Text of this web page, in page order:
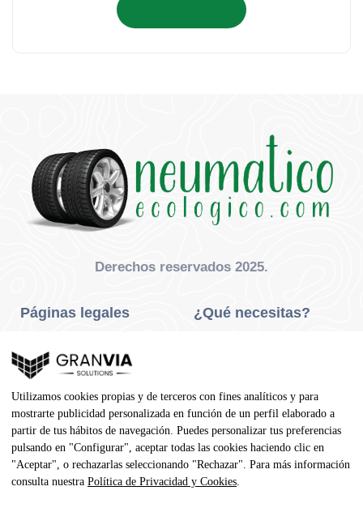
Derechos reservados 2025.
Páginas legales
Privacidad Y Cookies
Aviso Legal
Condiciones De Compra
Contacto
¿Qué necesitas?
Neumáticos Agrícola
Dirección
Utilizamos cookies propias y de terceros con fines analíticos y para
mostrarte publicidad personalizada en función de un perfil elaborado a
partir de tus hábitos de navegación. Puedes personalizar tus preferencias
pulsando en "Configurar", aceptar todas las cookies haciendo clic en
"Aceptar", o rechazarlas seleccionando "Rechazar". Para más información
consulta nuestra Política de Privacidad y Cookies.